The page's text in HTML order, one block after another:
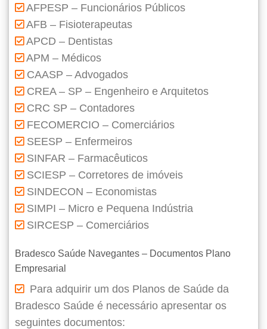
AFPESP – Funcionários Públicos
AFB – Fisioterapeutas
APCD – Dentistas
APM – Médicos
CAASP – Advogados
CREA – SP – Engenheiro e Arquitetos
CRC SP – Contadores
FECOMERCIO – Comerciários
SEESP – Enfermeiros
SINFAR – Farmacêuticos
SCIESP – Corretores de imóveis
SINDECON – Economistas
SIMPI – Micro e Pequena Indústria
SIRCESP – Comerciários
Bradesco Saúde Navegantes – Documentos Plano
Empresarial
Para adquirir um dos Planos de Saúde da
Bradesco Saúde é necessário apresentar os
seguintes documentos: